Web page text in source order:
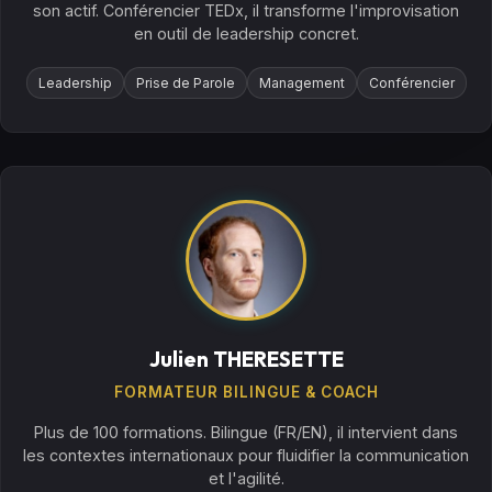
son actif. Conférencier TEDx, il transforme l'improvisation
en outil de leadership concret.
Leadership Prise de Parole Management Conférencier
Julien THERESETTE
FORMATEUR BILINGUE & COACH
Plus de 100 formations. Bilingue (FR/EN), il intervient dans
les contextes internationaux pour fluidifier la communication
et l'agilité.